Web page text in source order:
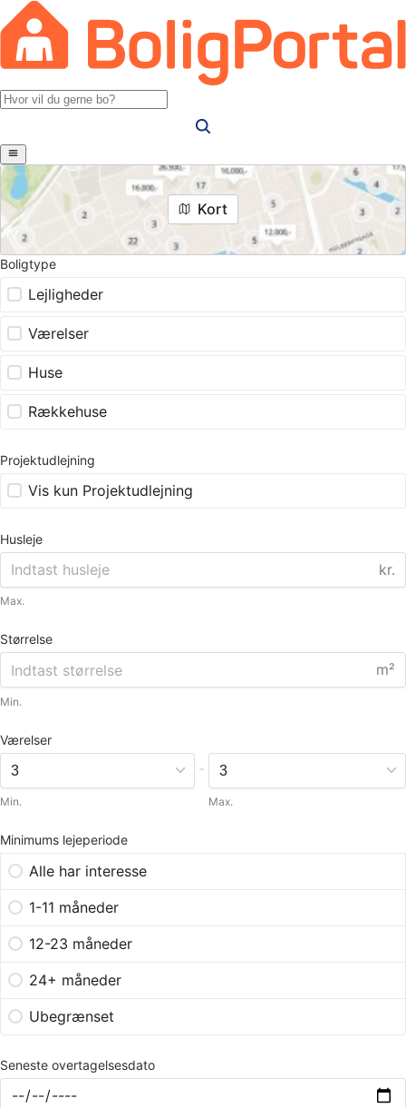
Kort
Boligtype
Lejligheder
Værelser
Huse
Rækkehuse
Projektudlejning
Vis kun Projektudlejning
Husleje
kr.
Max.
Størrelse
m²
Min.
Værelser
Min.
-
Max.
Minimums lejeperiode
Alle har interesse
1-11 måneder
12-23 måneder
24+ måneder
Ubegrænset
Seneste overtagelsesdato